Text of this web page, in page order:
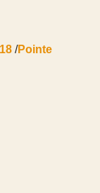
/Pointe